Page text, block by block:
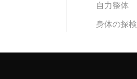
自力整体
身体の探検